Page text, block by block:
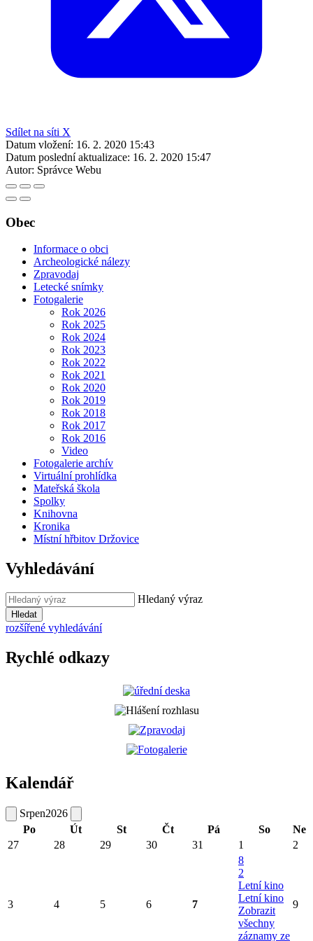
Sdílet na síti X
Datum vložení: 16. 2. 2020 15:43
Datum poslední aktualizace: 16. 2. 2020 15:47
Autor: Správce Webu
Obec
Informace o obci
Archeologické nálezy
Zpravodaj
Letecké snímky
Fotogalerie
Rok 2026
Rok 2025
Rok 2024
Rok 2023
Rok 2022
Rok 2021
Rok 2020
Rok 2019
Rok 2018
Rok 2017
Rok 2016
Video
Fotogalerie archív
Virtuální prohlídka
Mateřská škola
Spolky
Knihovna
Kronika
Místní hřbitov Držovice
Vyhledávání
Hledaný výraz
Hledat
rozšířené vyhledávání
Rychlé odkazy
Kalendář
Srpen2026
Po
Út St Čt Pá So
Ne
27
28 29 30 31 1 2
3 4 5 6 7
8
2
Letní kino
Letní kino
Zobrazit
všechny
záznamy ze
9